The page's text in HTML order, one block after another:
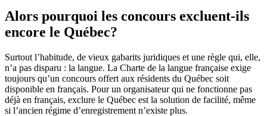
Alors pourquoi les concours excluent-ils
encore le Québec?
Surtout l’habitude, de vieux gabarits juridiques et une règle qui, elle,
n’a pas disparu : la langue. La Charte de la langue française exige
toujours qu’un concours offert aux résidents du Québec soit
disponible en français. Pour un organisateur qui ne fonctionne pas
déjà en français, exclure le Québec est la solution de facilité, même
si l’ancien régime d’enregistrement n’existe plus.